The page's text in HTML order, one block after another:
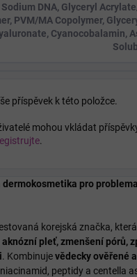
Sodium DNA, Glyceryl
PVM/MA Copolymer,
Cyanocobalamin,
příspěvek k této položce.
mohou vkládat
.
pro
korejská značka,
aknózní pleť, zmenšení pórů,
. Kombinujevědecky ověřené
peptidy a centella